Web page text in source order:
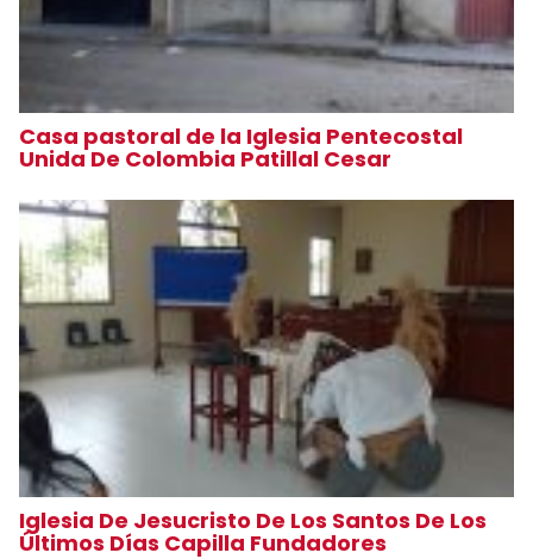
Casa pastoral de la Iglesia Pentecostal
Unida De Colombia Patillal Cesar
Iglesia De Jesucristo De Los Santos De Los
Últimos Días Capilla Fundadores